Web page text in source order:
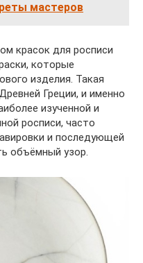
мастеров
красок для росписи
которые
изделия. Такая
Греции, и именно
изученной и
росписи, часто
и последующей
объёмный узор.